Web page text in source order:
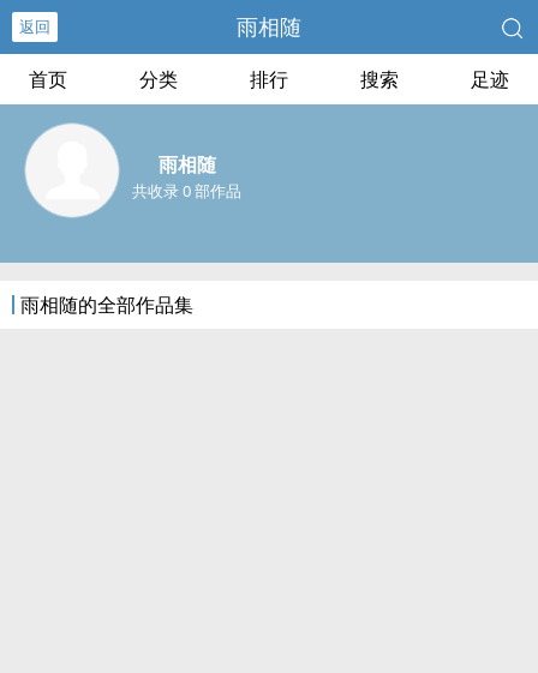
返回 雨相随
首页 分类 排行 搜索 足迹
雨相随
共收录 0 部作品
雨相随的全部作品集